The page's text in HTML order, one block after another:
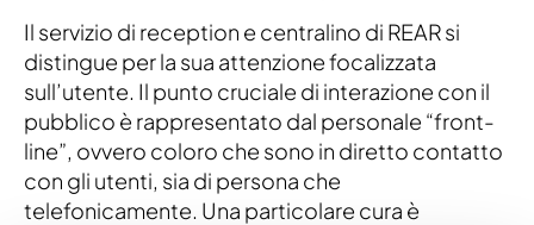
Il servizio di reception e centralino di REAR si
distingue per la sua attenzione focalizzata
sull’utente. Il punto cruciale di interazione con il
pubblico è rappresentato dal personale “front-
line”, ovvero coloro che sono in diretto contatto
con gli utenti, sia di persona che
telefonicamente. Una particolare cura è